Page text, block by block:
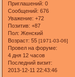
Приглашений: 0
Сообщений: 676
Уважение: +72
Позитив: +87
Пол: Женский
Возраст: 55[1971-03-06]
Провел на форуме:
4 дня 12 часов
Последний визит:
2013-12-11 22:43:46